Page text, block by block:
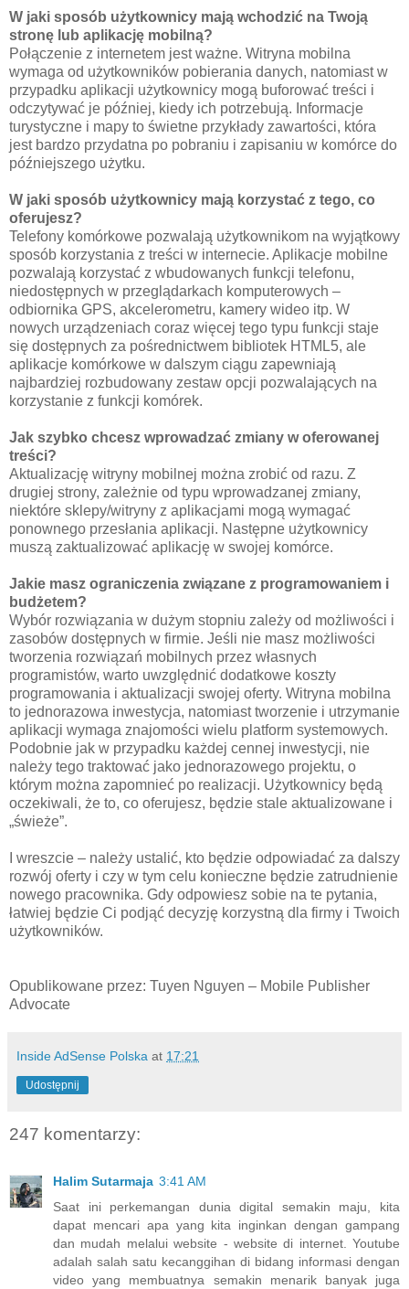
W jaki sposób użytkownicy mają wchodzić na Twoją
stronę lub aplikację mobilną?
Połączenie z internetem jest ważne. Witryna mobilna
wymaga od użytkowników pobierania danych, natomiast w
przypadku aplikacji użytkownicy mogą buforować treści i
odczytywać je później, kiedy ich potrzebują. Informacje
turystyczne i mapy to świetne przykłady zawartości, która
jest bardzo przydatna po pobraniu i zapisaniu w komórce do
późniejszego użytku.
W jaki sposób użytkownicy mają korzystać z tego, co
oferujesz?
Telefony komórkowe pozwalają użytkownikom na wyjątkowy
sposób korzystania z treści w internecie. Aplikacje mobilne
pozwalają korzystać z wbudowanych funkcji telefonu,
niedostępnych w przeglądarkach komputerowych –
odbiornika GPS, akcelerometru, kamery wideo itp. W
nowych urządzeniach coraz więcej tego typu funkcji staje
się dostępnych za pośrednictwem bibliotek HTML5, ale
aplikacje komórkowe w dalszym ciągu zapewniają
najbardziej rozbudowany zestaw opcji pozwalających na
korzystanie z funkcji komórek.
Jak szybko chcesz wprowadzać zmiany w oferowanej
treści?
Aktualizację witryny mobilnej można zrobić od razu. Z
drugiej strony, zależnie od typu wprowadzanej zmiany,
niektóre sklepy/witryny z aplikacjami mogą wymagać
ponownego przesłania aplikacji. Następne użytkownicy
muszą zaktualizować aplikację w swojej komórce.
Jakie masz ograniczenia związane z programowaniem i
budżetem?
Wybór rozwiązania w dużym stopniu zależy od możliwości i
zasobów dostępnych w firmie. Jeśli nie masz możliwości
tworzenia rozwiązań mobilnych przez własnych
programistów, warto uwzględnić dodatkowe koszty
programowania i aktualizacji swojej oferty. Witryna mobilna
to jednorazowa inwestycja, natomiast tworzenie i utrzymanie
aplikacji wymaga znajomości wielu platform systemowych.
Podobnie jak w przypadku każdej cennej inwestycji, nie
należy tego traktować jako jednorazowego projektu, o
którym można zapomnieć po realizacji. Użytkownicy będą
oczekiwali, że to, co oferujesz, będzie stale aktualizowane i
„świeże”.
I wreszcie – należy ustalić, kto będzie odpowiadać za dalszy
rozwój oferty i czy w tym celu konieczne będzie zatrudnienie
nowego pracownika. Gdy odpowiesz sobie na te pytania,
łatwiej będzie Ci podjąć decyzję korzystną dla firmy i Twoich
użytkowników.
Opublikowane przez: Tuyen Nguyen – Mobile Publisher
Advocate
Inside AdSense Polska at 17:21
Udostępnij
247 komentarzy:
Halim Sutarmaja 3:41 AM
Saat ini perkemangan dunia digital semakin maju, kita
dapat mencari apa yang kita inginkan dengan gampang
dan mudah melalui website - website di internet. Youtube
adalah salah satu kecanggihan di bidang informasi dengan
video yang membuatnya semakin menarik banyak juga